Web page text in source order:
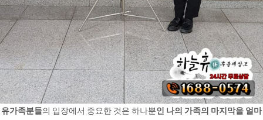
유가족분들의 입장에서 중요한 것은 하나뿐인 나의 가족의 마지막을 얼마